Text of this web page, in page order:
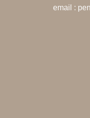
email :